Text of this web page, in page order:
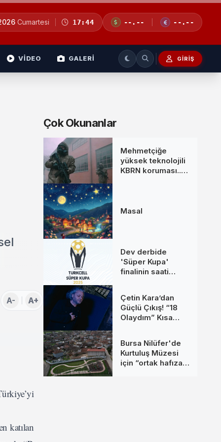
Cumartesi 17:44 --.-- --.--
VİDEO GALERİ GIRIŞ
A- A+
katılan
Çok Okunanlar
Mehmetçiğe
yüksek teknolojili
KBRN koruması...
Masal
Dev derbide
'Süper Kupa'
finalinin saati
Çetin Kara’dan
Güçlü Çıkış! “18
Olaydım” Kısa
Ulaştı
Bursa Nilüfer'de
Kurtuluş Müzesi
için “ortak hafıza”